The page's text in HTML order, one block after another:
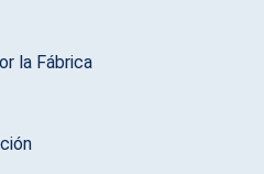
la Fábrica